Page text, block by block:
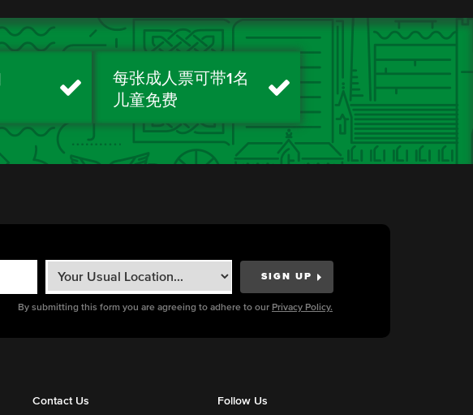
每张成人票可带1名
儿童免费
By submitting this form you are agreeing to adhere to our Privacy Policy.
Contact Us Follow Us